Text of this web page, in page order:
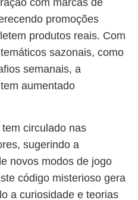
com marcas de
promoções
produtos reais. Com
sazonais, como
semanais, a
aumentado
circulado nas
sugerindo a
novos modos de jogo
código misterioso gera
a curiosidade e teorias